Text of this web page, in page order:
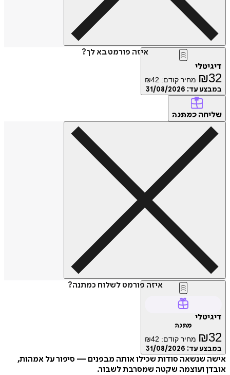
איזה פורמט בא לך?
₪ מחיר קודם: ₪42
עד:31/08/2026
כמתנה
איזה פורמט לשלוח כמתנה?
₪ מחיר קודם: ₪42
עד:31/08/2026
שנשאה סודות שכילו אותה מבפנים — סיפור על אמהות,
ועוצמה שקטה שמסרבת לשבור.